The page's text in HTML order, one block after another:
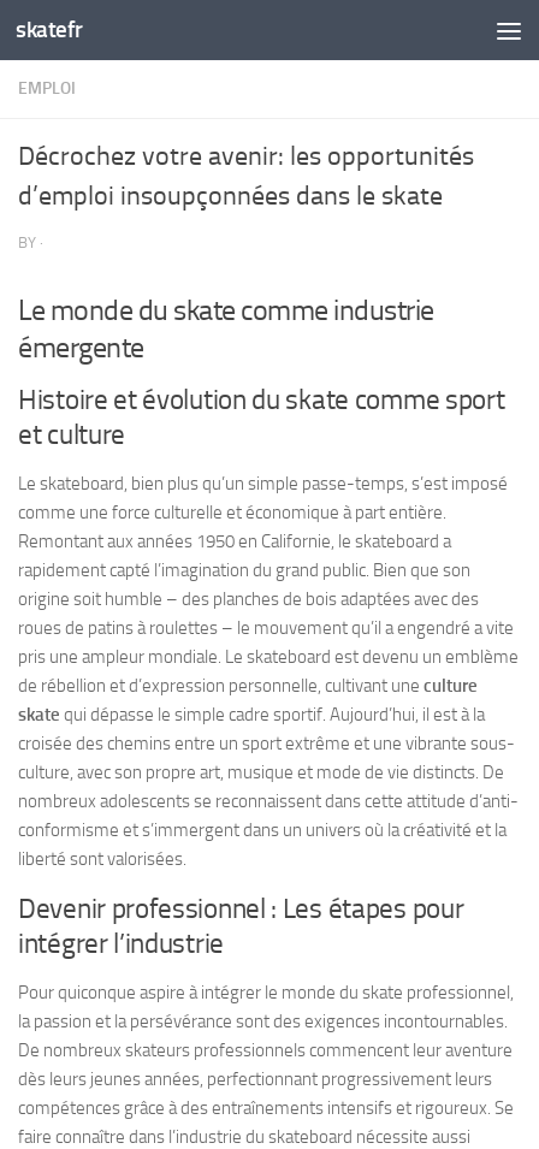
Skip to content
skatefr
EMPLOI
Décrochez votre avenir: les opportunités
d’emploi insoupçonnées dans le skate
BY ·
Le monde du skate comme industrie
émergente
Histoire et évolution du skate comme sport
et culture
Le skateboard, bien plus qu’un simple passe-temps, s’est imposé
comme une force culturelle et économique à part entière.
Remontant aux années 1950 en Californie, le skateboard a
rapidement capté l’imagination du grand public. Bien que son
origine soit humble – des planches de bois adaptées avec des
roues de patins à roulettes – le mouvement qu’il a engendré a vite
pris une ampleur mondiale. Le skateboard est devenu un emblème
de rébellion et d’expression personnelle, cultivant une culture
skate qui dépasse le simple cadre sportif. Aujourd’hui, il est à la
croisée des chemins entre un sport extrême et une vibrante sous-
culture, avec son propre art, musique et mode de vie distincts. De
nombreux adolescents se reconnaissent dans cette attitude d’anti-
conformisme et s’immergent dans un univers où la créativité et la
liberté sont valorisées.
Devenir professionnel : Les étapes pour
intégrer l’industrie
Pour quiconque aspire à intégrer le monde du skate professionnel,
la passion et la persévérance sont des exigences incontournables.
De nombreux skateurs professionnels commencent leur aventure
dès leurs jeunes années, perfectionnant progressivement leurs
compétences grâce à des entraînements intensifs et rigoureux. Se
faire connaître dans l’industrie du skateboard nécessite aussi